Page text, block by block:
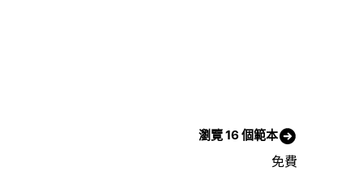
瀏覽 16 個範本
免費